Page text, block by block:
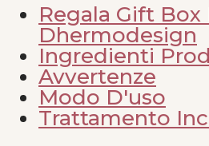
Regala Gift Box
Dhermodesign
Ingredienti
Avvertenze
Modo D'uso
Trattamento